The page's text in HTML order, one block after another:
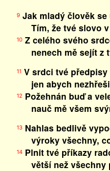
9Jak mladý člověk se
Tím, že tvé slovo v
10Z celého svého
nenech mě sejít z
11 V srdci tvé předpisy
jen abych
12 Požehnán buď a
nauč mě všem
13Nahlas bedlivě
výroky všechny,
14Plnit tvé příkazy
větší než všechny